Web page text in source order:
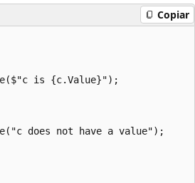
Copiar
is {c.Value}");
does not have a value");